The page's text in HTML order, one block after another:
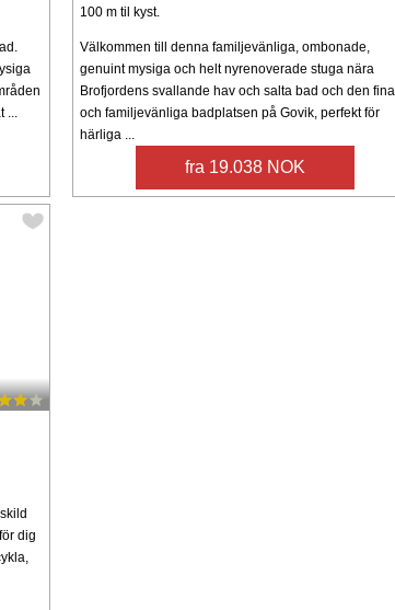
100 m til kyst.
Välkommen till denna familjevänliga, ombonade,
genuint mysiga och helt nyrenoverade stuga nära
Brofjordens svallande hav och salta bad och den fina
och familjevänliga badplatsen på Govik, perfekt för
härliga ...
fra 19.038 NOK
dig